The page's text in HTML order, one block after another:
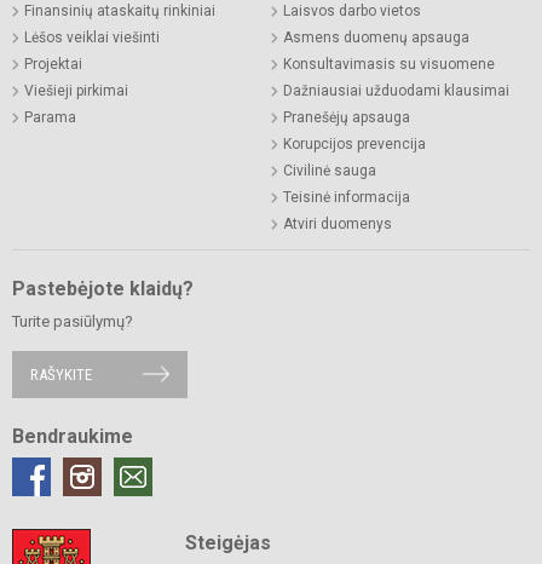
Finansinių ataskaitų rinkiniai
Lėšos veiklai viešinti
Projektai
Viešieji pirkimai
Parama
Laisvos darbo vietos
Asmens duomenų apsauga
Konsultavimasis su visuomene
Dažniausiai užduodami klausimai
Pranešėjų apsauga
Korupcijos prevencija
Civilinė sauga
Teisinė informacija
Atviri duomenys
Pastebėjote klaidų?
Turite pasiūlymų?
RAŠYKITE
Bendraukime
Steigėjas